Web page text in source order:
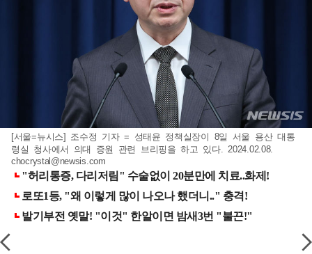
[서울=뉴시스] 조수정 기자 = 성태윤 정책실장이 8일 서울 용산 대통
령실 청사에서 의대 증원 관련 브리핑을 하고 있다. 2024.02.08.
chocrystal@newsis.com